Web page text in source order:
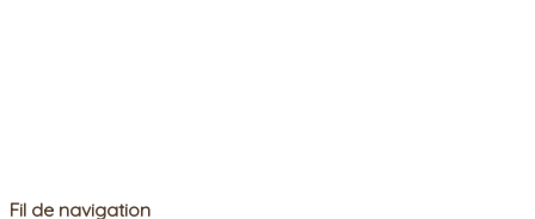
Fil de navigation